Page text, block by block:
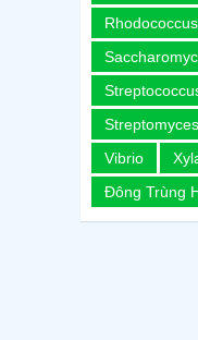
Rhodococcus
Vibrio
Đông Trùng